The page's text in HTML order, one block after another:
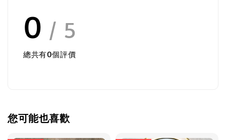
0 / 5
總共有0個評價
您可能也喜歡